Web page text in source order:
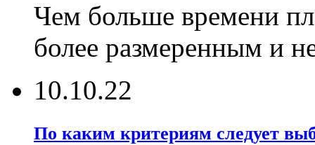
Чем больше времени
более размеренным и
10.10.22
По каким критериям следует